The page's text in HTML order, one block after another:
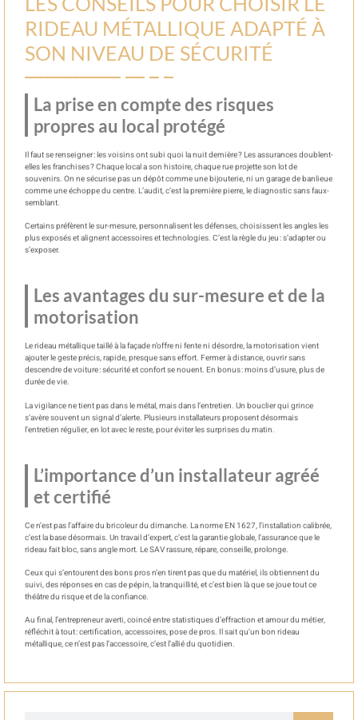
RIDEAU MÉTALLIQUE ADAPTÉ À
SON NIVEAU DE SÉCURITÉ
La prise en compte des risques
propres au local protégé
Il faut se renseigner : les voisins ont subi quoi la nuit dernière ? Les assurances doublent-
elles les franchises ? Chaque local a son histoire, chaque rue projette son lot de
souvenirs. On ne sécurise pas un dépôt comme une bijouterie, ni un garage de banlieue
comme une échoppe du centre. L’audit, c’est la première pierre, le diagnostic sans faux-
semblant.
Certains préfèrent le sur-mesure, personnalisent les défenses, choisissent les angles les
plus exposés et alignent accessoires et technologies. C’est la règle du jeu : s’adapter ou
s’exposer.
Les avantages du sur-mesure et de la
motorisation
Le rideau métallique taillé à la façade n’offre ni fente ni désordre, la motorisation vient
ajouter le geste précis, rapide, presque sans effort. Fermer à distance, ouvrir sans
descendre de voiture : sécurité et confort se nouent. En bonus : moins d’usure, plus de
durée de vie.
La vigilance ne tient pas dans le métal, mais dans l’entretien. Un bouclier qui grince
s’avère souvent un signal d’alerte. Plusieurs installateurs proposent désormais
l’entretien régulier, en lot avec le reste, pour éviter les surprises du matin.
L’importance d’un installateur agréé
et certifié
Ce n’est pas l’affaire du bricoleur du dimanche. La norme EN 1627, l’installation calibrée,
c’est la base désormais. Un travail d’expert, c’est la garantie globale, l’assurance que le
rideau fait bloc, sans angle mort. Le SAV rassure, répare, conseille, prolonge.
Ceux qui s’entourent des bons pros n’en tirent pas que du matériel, ils obtiennent du
suivi, des réponses en cas de pépin, la tranquillité, et c’est bien là que se joue tout ce
théâtre du risque et de la confiance.
Au final, l’entrepreneur averti, coincé entre statistiques d’effraction et amour du métier,
réfléchit à tout : certification, accessoires, pose de pros. Il sait qu’un bon rideau
métallique, ce n’est pas l’accessoire, c’est l’allié du quotidien.